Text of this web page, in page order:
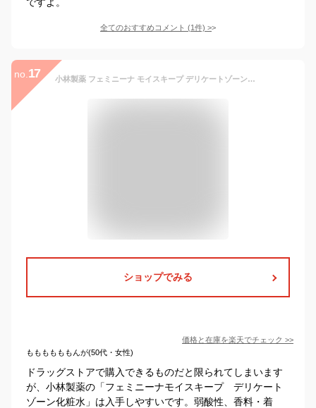
全てのおすすめコメント (1件) >
no. 17 小林製薬 フェミニーナ モイスキープ デリケートゾーン化粧水 50ml
ショップでみる
価格と在庫を楽天でチェック >>
ももももももんが(50代・女性)
ドラッグストアで購入できるものだと限られてしまいます
が、小林製薬の「フェミニーナモイスキープ デリケート
ゾーン化粧水」は入手しやすいです。弱酸性、香料・着